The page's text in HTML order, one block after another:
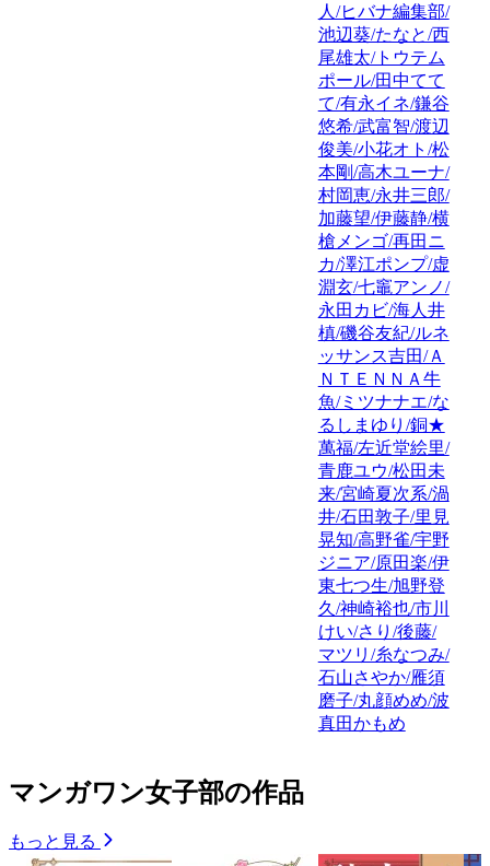
人/ヒバナ編集部/
池辺葵/たなと/西
尾雄太/トウテム
ポール/田中てて
て/有永イネ/鎌谷
悠希/武富智/渡辺
俊美/小花オト/松
本剛/高木ユーナ/
村岡恵/永井三郎/
加藤望/伊藤静/横
槍メンゴ/再田ニ
カ/澤江ポンプ/虚
淵玄/七竈アンノ/
永田カビ/海人井
槙/磯谷友紀/ルネ
ッサンス吉田/Ａ
ＮＴＥＮＮＡ牛
魚/ミツナナエ/な
るしまゆり/銅★
萬福/左近堂絵里/
青鹿ユウ/松田未
来/宮崎夏次系/渦
井/石田敦子/里見
晃知/高野雀/宇野
ジニア/原田楽/伊
東七つ生/旭野登
久/神崎裕也/市川
けい/さり/後藤/
マツリ/糸なつみ/
石山さやか/雁須
磨子/丸顔めめ/波
真田かもめ
マンガワン女子部の作品
もっと見る